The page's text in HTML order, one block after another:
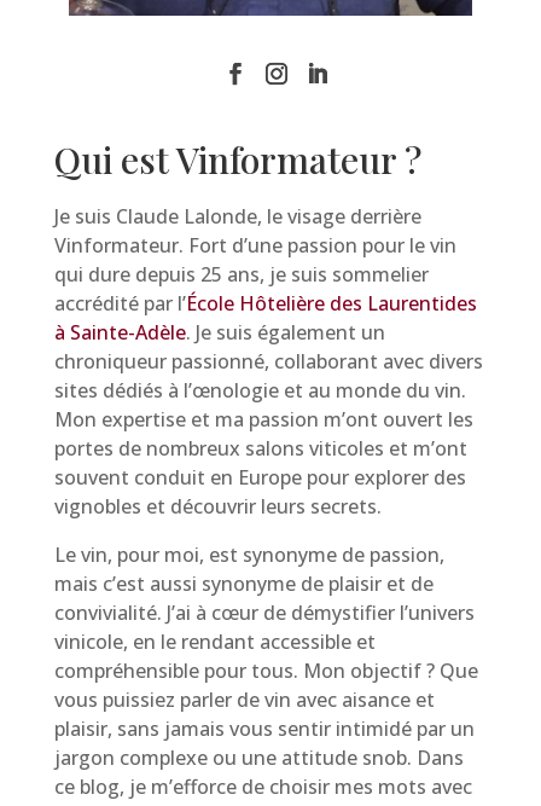
Qui est Vinformateur ?
Je suis Claude Lalonde, le visage derrière
Vinformateur. Fort d’une passion pour le vin
qui dure depuis 25 ans, je suis sommelier
accrédité par l’École Hôtelière des Laurentides
à Sainte-Adèle. Je suis également un
chroniqueur passionné, collaborant avec divers
sites dédiés à l’œnologie et au monde du vin.
Mon expertise et ma passion m’ont ouvert les
portes de nombreux salons viticoles et m’ont
souvent conduit en Europe pour explorer des
vignobles et découvrir leurs secrets.
Le vin, pour moi, est synonyme de passion,
mais c’est aussi synonyme de plaisir et de
convivialité. J’ai à cœur de démystifier l’univers
vinicole, en le rendant accessible et
compréhensible pour tous. Mon objectif ? Que
vous puissiez parler de vin avec aisance et
plaisir, sans jamais vous sentir intimidé par un
jargon complexe ou une attitude snob. Dans
ce blog, je m’efforce de choisir mes mots avec